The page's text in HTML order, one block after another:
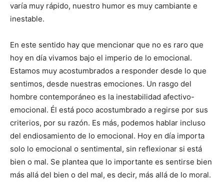
varía muy rápido, nuestro humor es muy cambiante e
inestable.
En este sentido hay que mencionar que no es raro que
hoy en día vivamos bajo el imperio de lo emocional.
Estamos muy acostumbrados a responder desde lo que
sentimos, desde nuestras emociones. Un rasgo del
hombre contemporáneo es la inestabilidad afectivo-
emocional. Él está poco acostumbrado a regirse por sus
criterios, por su razón. Es más, podemos hablar incluso
del endiosamiento de lo emocional. Hoy en día importa
solo lo emocional o sentimental, sin reflexionar si está
bien o mal. Se plantea que lo importante es sentirse bien
más allá del bien o del mal, es decir, más allá de lo moral.